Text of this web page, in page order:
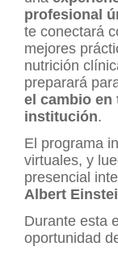
profesional
te conectará
mejores
nutrición
preparará
el cambio en
institución.
El programa
virtuales, y
presencial
Albert
Durante esta
oportunidad